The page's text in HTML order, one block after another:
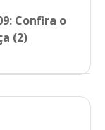
Confira o
(2)